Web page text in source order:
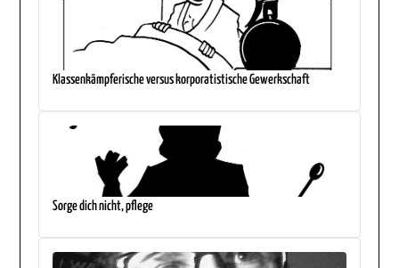
Klassenkämpferische versus korporatistische Gewerkschaft
Sorge dich nicht, pflege